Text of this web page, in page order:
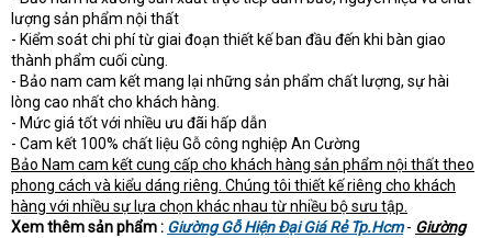
lượng sản phẩm nội thất
- Kiểm soát chi phí từ giai đoạn thiết kế ban đầu đến khi bàn giao
thành phẩm cuối cùng.
- Bảo nam cam kết mang lại những sản phẩm chất lượng, sự hài
lòng cao nhất cho khách hàng.
- Mức giá tốt với nhiều ưu đãi hấp dẫn
- Cam kết 100% chất liệu Gỗ công nghiệp An Cường
Bảo Nam cam kết cung cấp cho khách hàng sản phẩm nội thất theo
phong cách và kiểu dáng riêng. Chúng tôi thiết kế riêng cho khách
hàng với nhiều sự lựa chọn khác nhau từ nhiều bộ sưu tập.
Xem thêm sản phẩm : Giường Gỗ Hiện Đại Giá Rẻ Tp.Hcm- Giường